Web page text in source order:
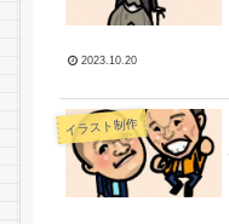
2023.10.20
イラスト制作